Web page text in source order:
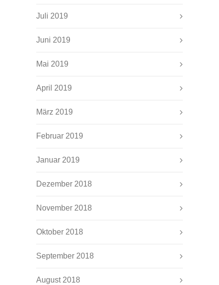
Juli 2019
Juni 2019
Mai 2019
April 2019
März 2019
Februar 2019
Januar 2019
Dezember 2018
November 2018
Oktober 2018
September 2018
August 2018